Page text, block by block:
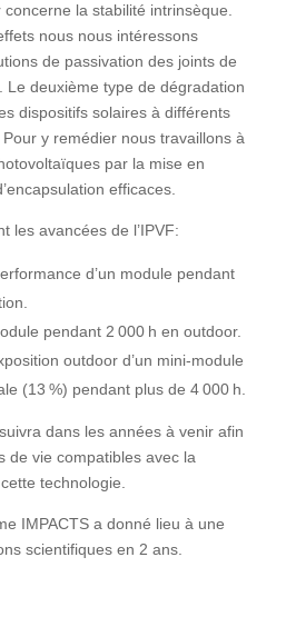
la stabilité intrinsèque.
nous nous intéressons
de passivation des joints de
Le deuxième type de dégradation
dispositifs solaires à différents
y remédier nous travaillons à
par la mise en
efficaces.
les avancées de l’IPVF:
d’un module pendant
pendant 2 000 h en outdoor.
outdoor d’un mini-module
(13 %) pendant plus de 4 000 h.
dans les années à venir afin
de vie compatibles avec la
technologie.
IMPACTS a donné lieu à une
scientifiques en 2 ans.